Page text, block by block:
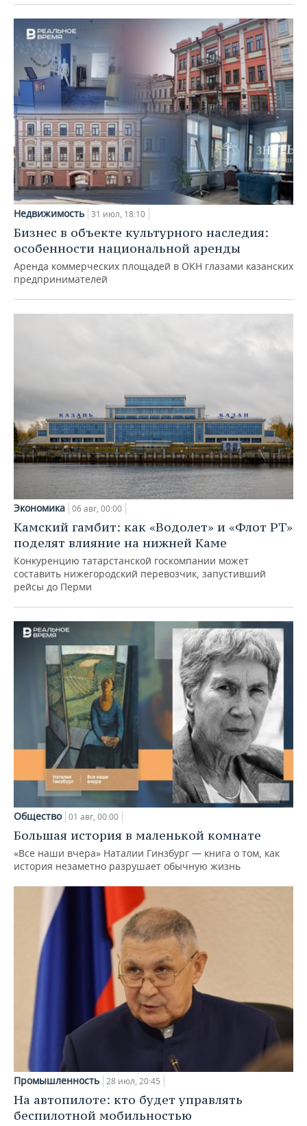
Недвижимость 31 июл, 18:10
Бизнес в объекте культурного наследия:
особенности национальной аренды
Аренда коммерческих площадей в ОКН глазами казанских
предпринимателей
Экономика 06 авг, 00:00
Камский гамбит: как «Водолет» и «Флот РТ»
поделят влияние на нижней Каме
Конкуренцию татарстанской госкомпании может
составить нижегородский перевозчик, запустивший
рейсы до Перми
Общество 01 авг, 00:00
Большая история в маленькой комнате
«Все наши вчера» Наталии Гинзбург — книга о том, как
история незаметно разрушает обычную жизнь
Промышленность 28 июл, 20:45
На автопилоте: кто будет управлять
беспилотной мобильностью